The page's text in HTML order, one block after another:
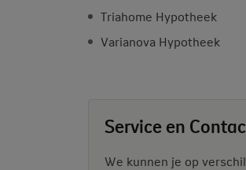
Triahome Hypotheek
Varianova Hypotheek
Service en
We kunnen je op